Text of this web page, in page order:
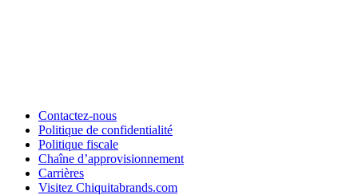
Contactez-nous
Politique de confidentialité
Politique fiscale
Chaîne d’approvisionnement
Carrières
Visitez Chiquitabrands.com